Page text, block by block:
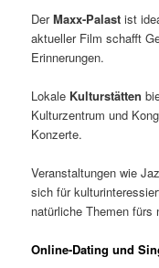
DerMaxx-Palast ist
aktueller Film schafft
Erinnerungen.
Lokale Kulturstätten
Kulturzentrum und
Konzerte.
Veranstaltungen wie
sich für
natürliche Themen fürs
Online-Dating und